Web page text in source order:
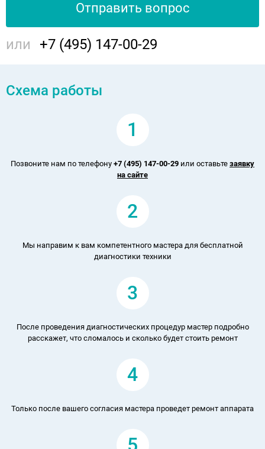
Отправить вопрос
или +7 (495) 147-00-29
Схема работы
1
Позвоните нам по телефону +7 (495) 147-00-29 или оставьте заявку
на сайте
2
Мы направим к вам компетентного мастера для бесплатной
диагностики техники
3
После проведения диагностических процедур мастер подробно
расскажет, что сломалось и сколько будет стоить ремонт
4
Только после вашего согласия мастера проведет ремонт аппарата